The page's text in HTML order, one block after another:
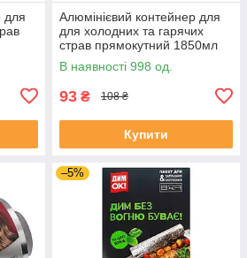
для
Алюмінієвий контейнер для
для холодних та гарячих
страв прямокутний 1850мл
(260х188х68) ( без кришки)
уп 10шт.
В наявності 998 од.
93 ₴ 108 ₴
Купити
–5%